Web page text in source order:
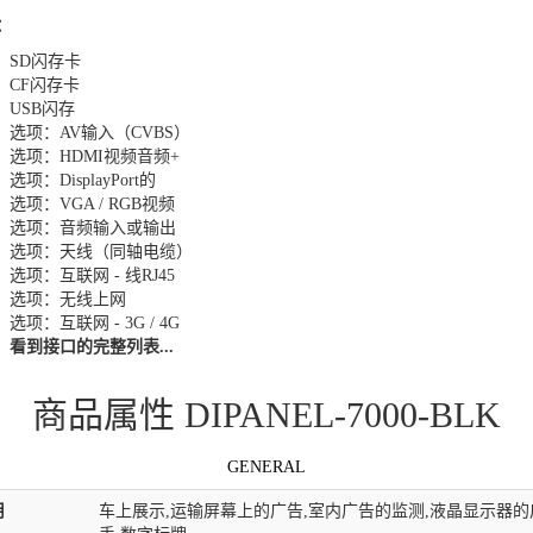
SD闪存卡
CF闪存卡
USB闪存
选项​​：AV输入（CVBS）
选项​​：HDMI视频音频+
选项​​：DisplayPort的
选项​​：VGA / RGB视频
选项​​：音频输入或输出
选项​​：天线（同轴电缆）
选项​​：互联网 - 线RJ45
选项​​：无线上网
选项​​：互联网 - 3G / 4G
看到接口的完整列表...
商品属性 DIPANEL-7000-BLK
GENERAL
车上展示,运输屏幕上的广告,室内广告的监测,液晶显示器的